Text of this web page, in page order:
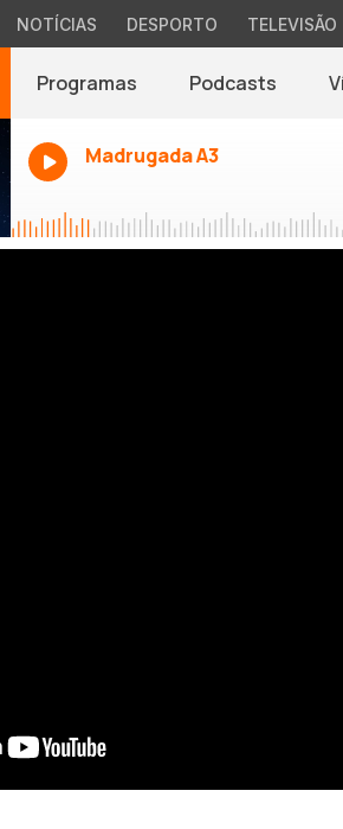
NOTÍCIAS DESPORTO TELEVISÃO
Programas Podcasts
Madrugada A3